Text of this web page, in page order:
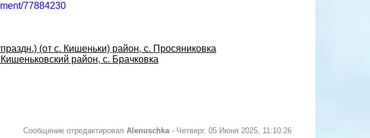
77884230
(от с. Кишеньки) район, с. Просяниковка
район, с. Брачковка
Сообщение отредактировал Alenuschka- Четверг, 05 Июня 2025, 11:10:26